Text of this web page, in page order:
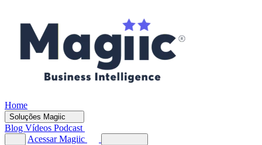
Home
Soluções Magiic
Blog Vídeos Podcast
Acessar Magiic